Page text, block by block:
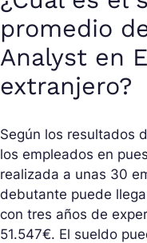
promedio
Analyst en
extranjero?
Según los resultados
los empleados en
realizada a unas 30
debutante puede
con tres años de
51.547€. El sueldo